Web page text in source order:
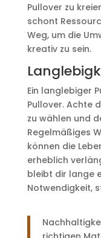
Pullover zu
schont
Weg, um die
kreativ zu sein.
Ein langlebiger
Pullover. Achte
zu wählen und
Regelmäßiges
können die
erheblich
bleibt dir lange
Notwendigkeit,